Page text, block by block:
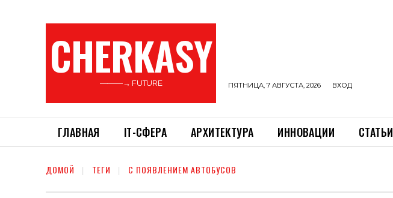
CHERKASY
———→ FUTURE ПЯТНИЦА, 7 АВГУСТА, 2026 ВХОД
ГЛАВНАЯ ІТ-СФЕРА АРХИТЕКТУРА ИННОВАЦИИ СТАТЬИ
ДОМОЙ ТЕГИ С ПОЯВЛЕНИЕМ АВТОБУСОВ